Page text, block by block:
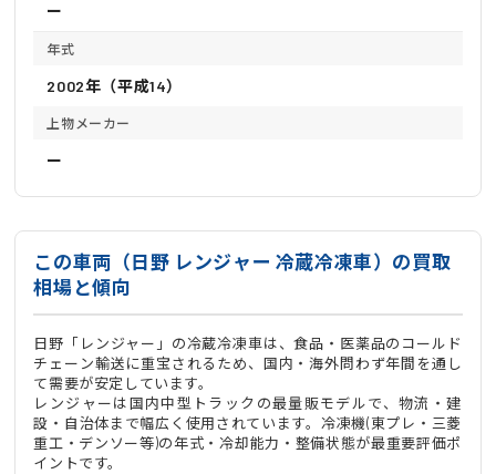
ー
年式
2002年（平成14）
上物メーカー
ー
この車両（日野 レンジャー 冷蔵冷凍車）の買取
相場と傾向
日野「レンジャー」の冷蔵冷凍車は、食品・医薬品のコールド
チェーン輸送に重宝されるため、国内・海外問わず年間を通し
て需要が安定しています。
レンジャーは国内中型トラックの最量販モデルで、物流・建
設・自治体まで幅広く使用されています。冷凍機(東プレ・三菱
重工・デンソー等)の年式・冷却能力・整備状態が最重要評価ポ
イントです。